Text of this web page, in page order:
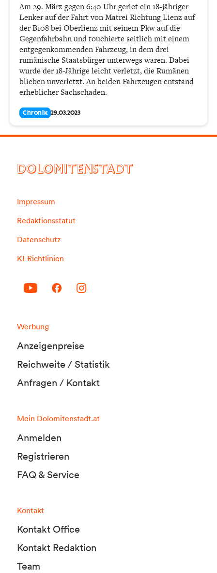
Am 29. März gegen 6:40 Uhr geriet ein 18-jähriger
Lenker auf der Fahrt von Matrei Richtung Lienz auf
der B108 bei Oberlienz mit seinem Pkw auf die
Gegenfahrbahn und touchierte seitlich mit einem
entgegenkommenden Fahrzeug, in dem drei
rumänische Staatsbürger unterwegs waren. Dabei
wurde der 18-Jährige leicht verletzt, die Rumänen
blieben unverletzt. An beiden Fahrzeugen entstand
erheblicher Sachschaden.
Chronik 29.03.2023
DOLOMITENSTADT
Impressum
Redaktionsstatut
Datenschutz
KI-Richtlinien
Werbung
Anzeigenpreise
Reichweite / Statistik
Anfragen / Kontakt
Mein Dolomitenstadt.at
Anmelden
Registrieren
FAQ & Service
Kontakt
Kontakt Office
Kontakt Redaktion
Team